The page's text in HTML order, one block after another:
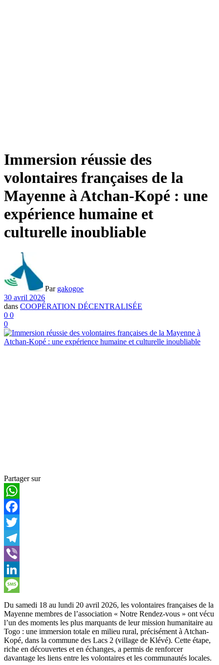
Immersion réussie des
volontaires françaises de la
Mayenne à Atchan-Kopé : une
expérience humaine et
culturelle inoubliable
Par gakogoe
30 avril 2026
dans COOPÉRATION DÉCENTRALISÉE
0 0
0
Partager sur
WhatsApp
Facebook
Twitter
Telegram
Viber
LinkedIn
Message
Du samedi 18 au lundi 20 avril 2026, les volontaires françaises de la
Mayenne membres de l’association « Notre Rendez-vous » ont vécu
l’un des moments les plus marquants de leur mission humanitaire au
Togo : une immersion totale en milieu rural, précisément à Atchan-
Kopé, dans la commune des Lacs 2 (village de Klévé). Cette étape,
riche en découvertes et en échanges, a permis de renforcer
davantage les liens entre les volontaires et les communautés locales.